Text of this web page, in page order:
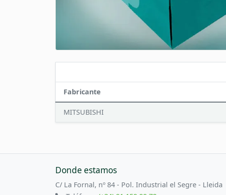
Fabricante
MITSUBISHI
Donde estamos
C/ La Fornal, nº 84 - Pol. Industrial el Segre - Lleida